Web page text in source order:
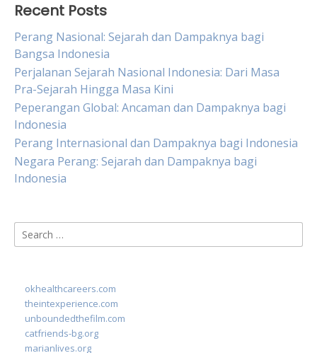
Recent Posts
Perang Nasional: Sejarah dan Dampaknya bagi
Bangsa Indonesia
Perjalanan Sejarah Nasional Indonesia: Dari Masa
Pra-Sejarah Hingga Masa Kini
Peperangan Global: Ancaman dan Dampaknya bagi
Indonesia
Perang Internasional dan Dampaknya bagi Indonesia
Negara Perang: Sejarah dan Dampaknya bagi
Indonesia
Search
for:
okhealthcareers.com
theintexperience.com
unboundedthefilm.com
catfriends-bg.org
marianlives.org